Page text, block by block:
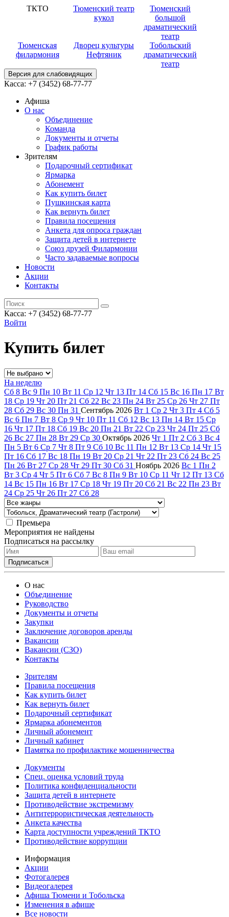
ТКТО
Тюменский театр
кукол
Тюменский
большой
драматический
театр
Тюменская
филармония
Дворец культуры
Нефтяник
Тобольский
драматический
театр
Версия для слабовидящих
Касса: +7 (3452) 68-77-77
Афиша
О нас
Объединение
Команда
Документы и отчеты
График работы
Зрителям
Подарочный сертификат
Ярмарка
Абонемент
Как купить билет
Пушкинская карта
Как вернуть билет
Правила посещения
Анкета для опроса граждан
Защита детей в интернете
Союз друзей Филармонии
Часто задаваемые вопросы
Новости
Акции
Контакты
Касса: +7 (3452) 68-77-77
Войти
Купить билет
На неделю
Сб 8 Вс 9 Пн 10 Вт 11 Ср 12 Чт 13 Пт 14 Сб 15 Вс 16 Пн 17 Вт
18 Ср 19 Чт 20 Пт 21 Сб 22 Вс 23 Пн 24 Вт 25 Ср 26 Чт 27 Пт
28 Сб 29 Вс 30 Пн 31 Сентябрь 2026 Вт 1 Ср 2 Чт 3 Пт 4 Сб 5
Вс 6 Пн 7 Вт 8 Ср 9 Чт 10 Пт 11 Сб 12 Вс 13 Пн 14 Вт 15 Ср
16 Чт 17 Пт 18 Сб 19 Вс 20 Пн 21 Вт 22 Ср 23 Чт 24 Пт 25 Сб
26 Вс 27 Пн 28 Вт 29 Ср 30 Октябрь 2026 Чт 1 Пт 2 Сб 3 Вс 4
Пн 5 Вт 6 Ср 7 Чт 8 Пт 9 Сб 10 Вс 11 Пн 12 Вт 13 Ср 14 Чт 15
Пт 16 Сб 17 Вс 18 Пн 19 Вт 20 Ср 21 Чт 22 Пт 23 Сб 24 Вс 25
Пн 26 Вт 27 Ср 28 Чт 29 Пт 30 Сб 31 Ноябрь 2026 Вс 1 Пн 2
Вт 3 Ср 4 Чт 5 Пт 6 Сб 7 Вс 8 Пн 9 Вт 10 Ср 11 Чт 12 Пт 13 Сб
14 Вс 15 Пн 16 Вт 17 Ср 18 Чт 19 Пт 20 Сб 21 Вс 22 Пн 23 Вт
24 Ср 25 Чт 26 Пт 27 Сб 28
Премьера
Мероприятия не найдены
Подписаться на рассылку
О нас
Объединение
Руководство
Документы и отчеты
Закупки
Заключение договоров аренды
Вакансии
Вакансии (СЗО)
Контакты
Зрителям
Правила посещения
Как купить билет
Как вернуть билет
Подарочный сертификат
Ярмарка абонементов
Личный абонемент
Личный кабинет
Памятка по профилактике мошенничества
Документы
Спец. оценка условий труда
Политика конфиденциальности
Защита детей в интернете
Противодействие экстремизму
Антитеррористическая деятельность
Анкета качества
Карта доступности учреждений ТКТО
Противодействие коррупции
Информация
Акции
Фотогалерея
Видеогалерея
Афиша Тюмени и Тобольска
Изменения в афише
Все новости